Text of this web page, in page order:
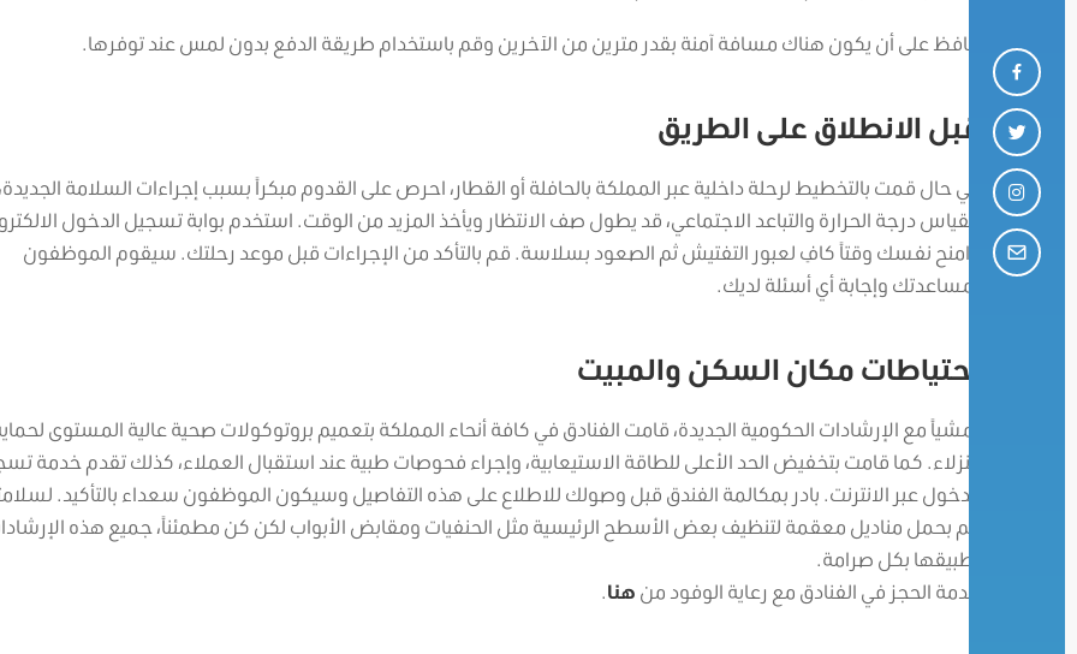
حافظ على أن يكون هناك مسافة آمنة بقدر مترين من الآخرين وقم باستخدام طريقة الدفع بدون لمس عند توفرها.
قبل الانطلاق على الطريق
في حال قمت بالتخطيط لرحلة داخلية عبر المملكة بالحافلة أو القطار، احرص على القدوم مبكراً بسبب إجراءات السلامة الجديدة،
كقياس درجة الحرارة والتباعد الاجتماعي، قد يطول صف الانتظار ويأخذ المزيد من الوقت. استخدم بوابة تسجيل الدخول
وامنح نفسك وقتاً كافِ لعبور التفتيش ثم الصعود بسلاسة. قم بالتأكد من الإجراءات قبل موعد رحلتك. سيقوم الموظفون
بمساعدتك وإجابة أي أسئلة لديك.
احتياطات مكان السكن والمبيت
تمشياً مع الإرشادات الحكومية الجديدة، قامت الفنادق في كافة أنحاء المملكة بتعميم بروتوكولات صحية عالية المستوى
النزلاء. كما قامت بتخفيض الحد الأعلى للطاقة الاستيعابية، وإجراء فحوصات طبية عند استقبال العملاء، كذلك تقدم خدمة
الدخول عبر الانترنت. بادر بمكالمة الفندق قبل وصولك للاطلاع على هذه التفاصيل وسيكون الموظفون سعداء بالتأكيد.
قم بحمل مناديل معقمة لتنظيف بعض الأسطح الرئيسية مثل الحنفيات ومقابض الأبواب لكن كن مطمئناً، جميع هذه
تطبيقها بكل صرامة.
خدمة الحجز في الفنادق مع رعاية الوفود من هنا.